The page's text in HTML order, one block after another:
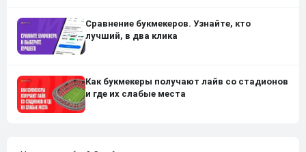
Сравнение букмекеров. Узнайте, кто
лучший, в два клика
Как букмекеры получают лайв со стадионов
и где их слабые места